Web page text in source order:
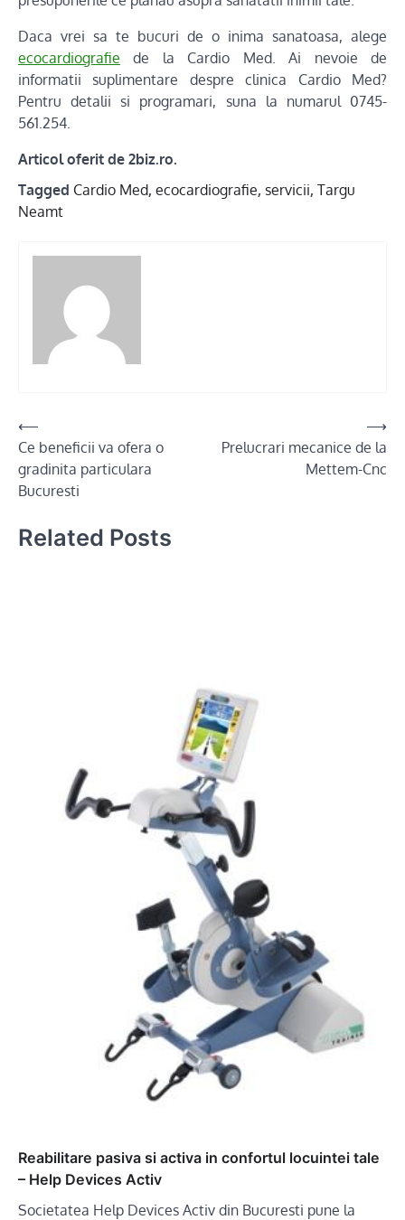
Daca vrei sa te bucuri de o inima sanatoasa, alege
ecocardiografie de la Cardio Med. Ai nevoie de
informatii suplimentare despre clinica Cardio Med?
Pentru detalii si programari, suna la numarul 0745-
561.254.
Articol oferit de 2biz.ro.
Tagged Cardio Med, ecocardiografie, servicii, Targu
Neamt
Post
navigation
⟵
Ce beneficii va ofera o
gradinita particulara
Bucuresti
Prelucrari mecanice de la
Mettem-Cnc
⟶
Related Posts
Reabilitare pasiva si activa in confortul locuintei tale
– Help Devices Activ
Societatea Help Devices Activ din Bucuresti pune la